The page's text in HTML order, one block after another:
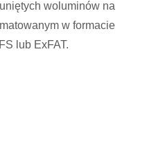
woluminów na
w formacie
lub ExFAT.